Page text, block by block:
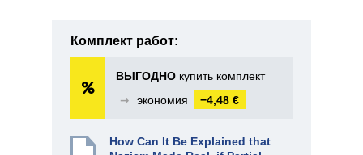
Комплект работ:
ВЫГОДНО купить комплект
➞
экономия −4,48 €
How Can It Be Explained that